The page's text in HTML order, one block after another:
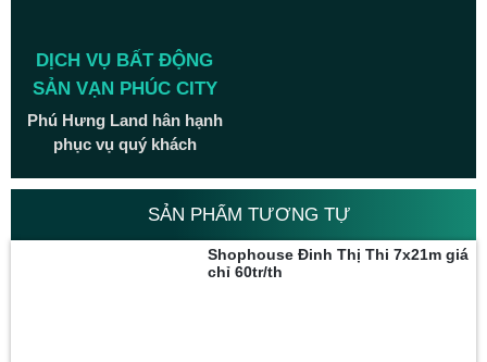
DỊCH VỤ BẤT ĐỘNG
SẢN VẠN PHÚC CITY
Phú Hưng Land hân hạnh
phục vụ quý khách
SẢN PHẨM TƯƠNG TỰ
Shophouse Đinh Thị Thi 7x21m giá
chỉ 60tr/th